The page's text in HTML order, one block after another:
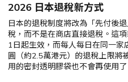
2026 日本退稅新方式
日本的退稅制度將改為「先付後
稅，而不是在商店直接退稅。這
1日起生效，而每人每日在同一
圓（約2.5萬港元）的退稅上限將
用的密封透明膠袋也不會再使用了